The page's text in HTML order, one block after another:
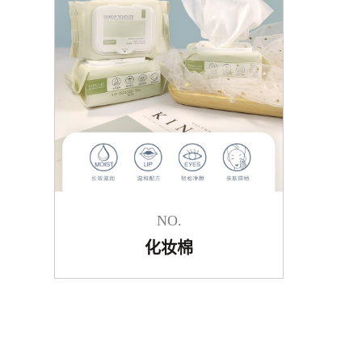
NO.
化妆棉